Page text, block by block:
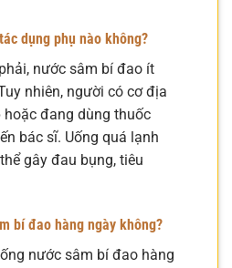
dụng phụ nào không?
nước sâm bí đao ít
nhiên, người có cơ địa
hoặc đang dùng thuốc
bác sĩ. Uống quá lạnh
gây đau bụng, tiêu
bí đao hàng ngày không?
nước sâm bí đao hàng